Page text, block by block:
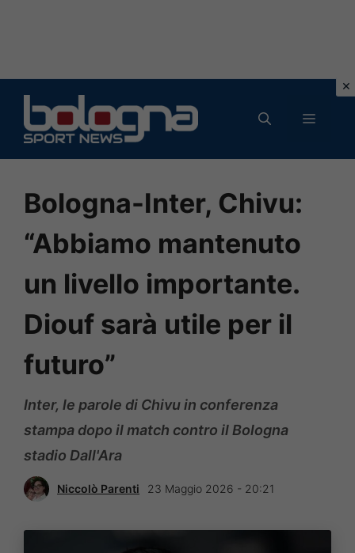
contenuto
MENU
Bologna-Inter, Chivu:
“Abbiamo mantenuto
un livello importante.
Diouf sarà utile per il
futuro”
Inter, le parole di Chivu in conferenza
stampa dopo il match contro il Bologna
stadio Dall'Ara
Niccolò Parenti 23 Maggio 2026 - 20:21